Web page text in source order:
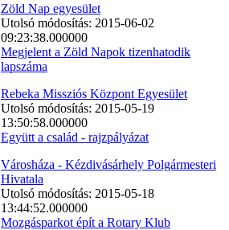
Zöld Nap egyesület
Utolsó módosítás: 2015-06-02
09:23:38.000000
Megjelent a Zöld Napok tizenhatodik
lapszáma
Rebeka Missziós Központ Egyesület
Utolsó módosítás: 2015-05-19
13:50:58.000000
Együtt a család - rajzpályázat
Városháza - Kézdivásárhely Polgármesteri
Hivatala
Utolsó módosítás: 2015-05-18
13:44:52.000000
Mozgásparkot épít a Rotary Klub